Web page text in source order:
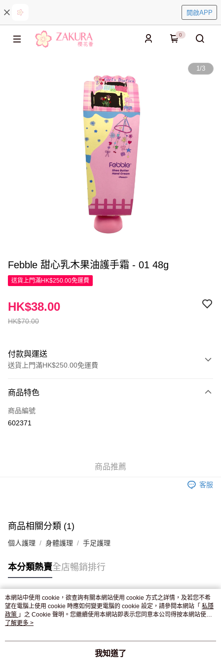
開啟APP
0
1/3
Febble 甜心乳木果油護手霜 - 01 48g
送貨上門滿HK$250.00免運費
HK$70.00
HK$38.00
付款與運送
送貨上門滿HK$250.00免運費
信用卡
Apple Pay
付款後門市自取，訂單確認後2-4個工作天到店，7天內取。逾期後
商品特色
商品編號
602371
商品推薦
客服
商品相關分類 (1)
個人護理 身體護理 手足護理
本分類熱賣全店暢銷排行
熱門標籤
熱銷排行
本網站中使用 cookie，欲查詢有關本網站使用 cookie 方式之詳情，及若您不希
望在電腦上使用 cookie 時應如何變更電腦的 cookie 設定，請參閱本網站「 私隱
政策 」之 Cookie 聲明。您繼續使用本網站即表示您同意本公司得按本網站使用
條款之 Cookie 聲明使用 cookie。
了解更多 >
我知道了